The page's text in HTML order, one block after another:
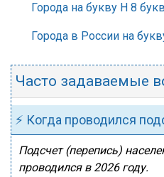
Города на букву Н 8 букв
Города в России на
Часто задаваемые
⚡ Когда проводился
Подсчет (перепись)
проводился в 2026 году.